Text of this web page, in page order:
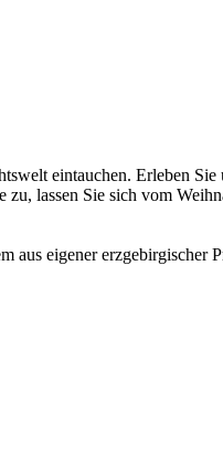
eintauchen. Erleben
lassen Sie sich vom
aus eigener